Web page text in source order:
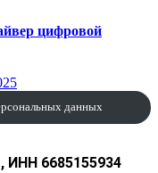
цифровой
данных
ИНН 6685155934